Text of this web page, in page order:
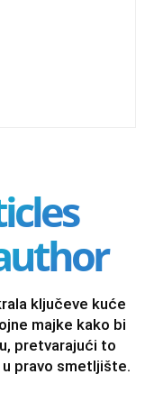
ključeve kuće
majke kako bi
pretvarajući to
pravo smetljište.